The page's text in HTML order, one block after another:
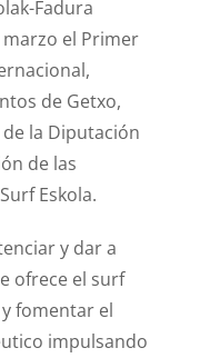
Fadura
marzo el Primer
de Getxo,
la Diputación
de las
Eskola.
y dar a
ofrece el surf
fomentar el
impulsando